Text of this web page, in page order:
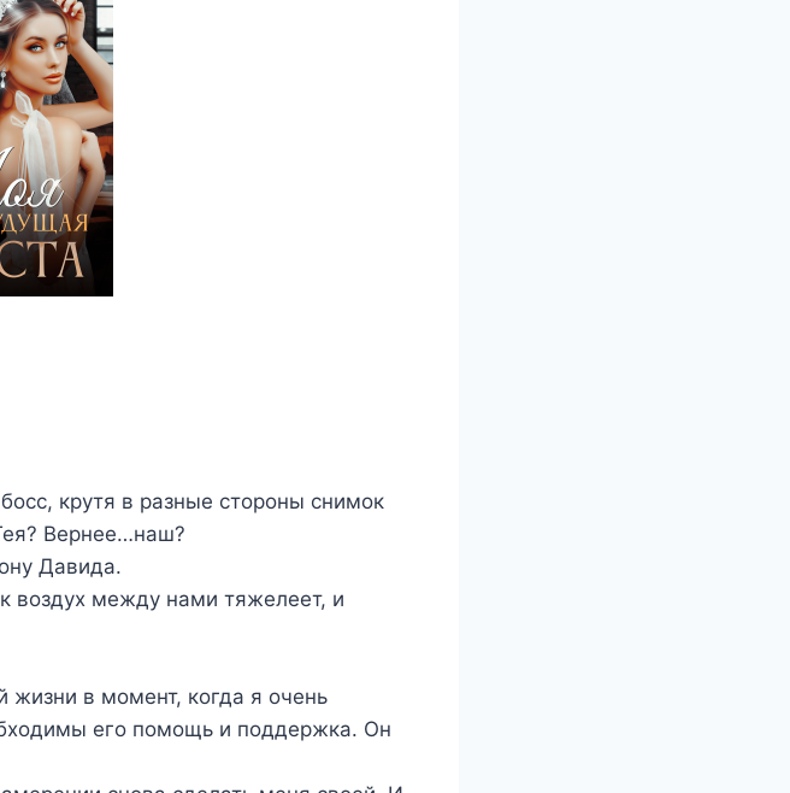
крутя в разные стороны снимок
Вернее…наш?
Давида.
воздух между нами тяжелеет, и
в момент, когда я очень
его помощь и поддержка. Он